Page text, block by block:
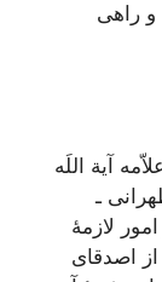
راهى
آیة اللَه
ـ
لازمۀ
اصدقای